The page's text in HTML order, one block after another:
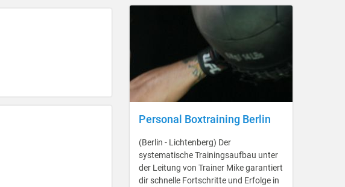
Personal Boxtraining Berlin
(Berlin - Lichtenberg) Der
systematische Trainingsaufbau unter
der Leitung von Trainer Mike garantiert
dir schnelle Fortschritte und Erfolge in